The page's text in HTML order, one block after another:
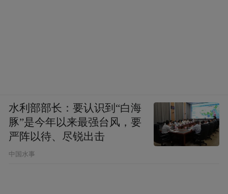
水利部部长：要认识到“白海
豚”是今年以来最强台风，要
严阵以待、尽锐出击
中国水事